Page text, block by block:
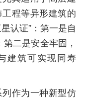
程等异形建筑的
认证”：第一是自
二是安全牢固，
建筑可实现同寿
作为一种新型仿